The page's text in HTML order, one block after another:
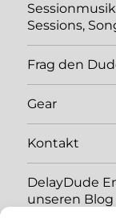
Sessions,
Frag den
Gear
Kontakt
DelayDude
unseren